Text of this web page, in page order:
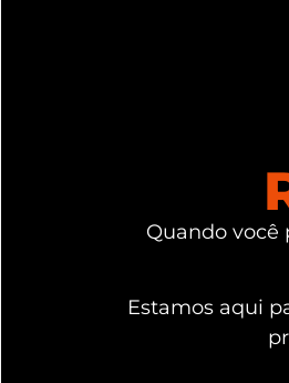
Quando você
Estamos aqui